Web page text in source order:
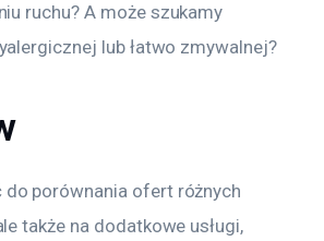
ruchu? A może szukamy
lub łatwo zmywalnej?
do porównania ofert różnych
także na dodatkowe usługi,